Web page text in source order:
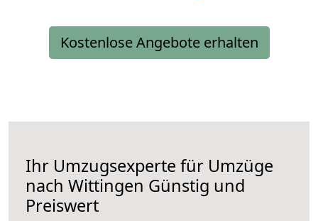
Kostenlose Angebote erhalten
Ihr Umzugsexperte für Umzüge
nach Wittingen Günstig und
Preiswert